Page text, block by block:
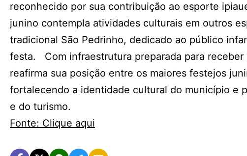
reconhecido por sua contribuição ao esporte
junino contempla atividades culturais em outros
tradicional São Pedrinho, dedicado ao público
festa. Com infraestrutura preparada para receber
reafirma sua posição entre os maiores festejos
fortalecendo a identidade cultural do município e
e do turismo.
Fonte: Clique aqui